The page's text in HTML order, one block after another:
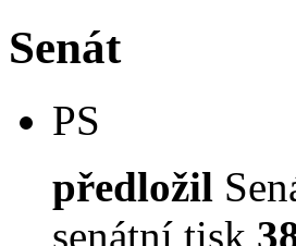
Senát
PS
předložil
senátní tisk